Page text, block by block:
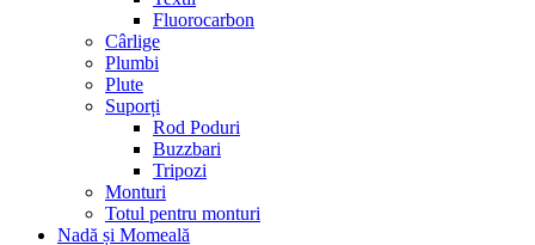
Fluorocarbon
Cârlige
Plumbi
Plute
Suporți
Rod Poduri
Buzzbari
Tripozi
Monturi
Totul pentru monturi
Nadă și Momeală